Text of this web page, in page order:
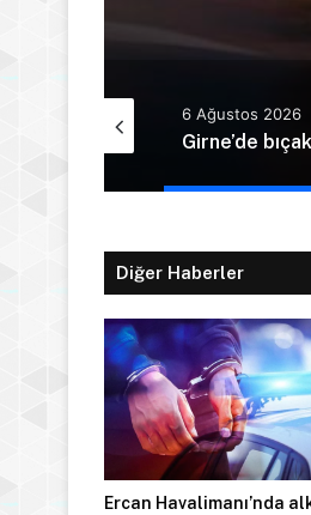
6 Ağustos 2026
Diğer Haberler
Ercan Havalimanı’nda